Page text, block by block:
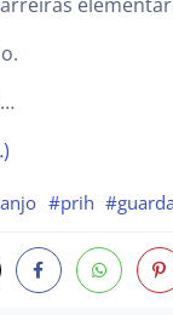
#prih #guarda